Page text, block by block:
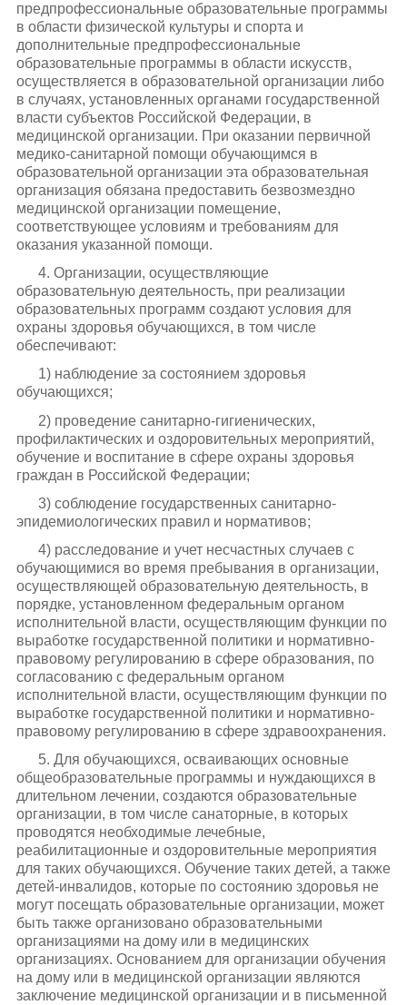
предпрофессиональные образовательные программы
в области физической культуры и спорта и
дополнительные предпрофессиональные
образовательные программы в области искусств,
осуществляется в образовательной организации либо
в случаях, установленных органами государственной
власти субъектов Российской Федерации, в
медицинской организации. При оказании первичной
медико-санитарной помощи обучающимся в
образовательной организации эта образовательная
организация обязана предоставить безвозмездно
медицинской организации помещение,
соответствующее условиям и требованиям для
оказания указанной помощи.
4. Организации, осуществляющие
образовательную деятельность, при реализации
образовательных программ создают условия для
охраны здоровья обучающихся, в том числе
обеспечивают:
1) наблюдение за состоянием здоровья
обучающихся;
2) проведение санитарно-гигиенических,
профилактических и оздоровительных мероприятий,
обучение и воспитание в сфере охраны здоровья
граждан в Российской Федерации;
3) соблюдение государственных санитарно-
эпидемиологических правил и нормативов;
4) расследование и учет несчастных случаев с
обучающимися во время пребывания в организации,
осуществляющей образовательную деятельность, в
порядке, установленном федеральным органом
исполнительной власти, осуществляющим функции по
выработке государственной политики и нормативно-
правовому регулированию в сфере образования, по
согласованию с федеральным органом
исполнительной власти, осуществляющим функции по
выработке государственной политики и нормативно-
правовому регулированию в сфере здравоохранения.
5. Для обучающихся, осваивающих основные
общеобразовательные программы и нуждающихся в
длительном лечении, создаются образовательные
организации, в том числе санаторные, в которых
проводятся необходимые лечебные,
реабилитационные и оздоровительные мероприятия
для таких обучающихся. Обучение таких детей, а также
детей-инвалидов, которые по состоянию здоровья не
могут посещать образовательные организации, может
быть также организовано образовательными
организациями на дому или в медицинских
организациях. Основанием для организации обучения
на дому или в медицинской организации являются
заключение медицинской организации и в письменной